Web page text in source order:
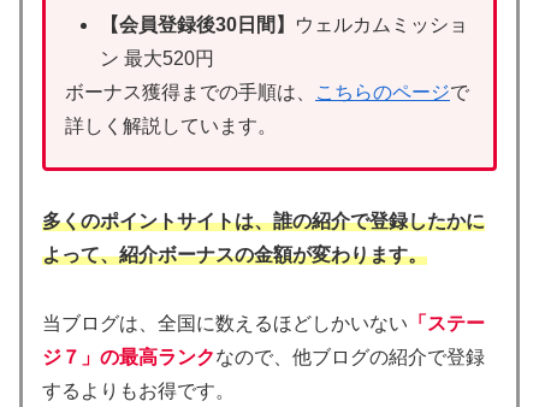
【会員登録後30日間】
ウェルカムミッショ
ン 最大520円
ボーナス獲得までの手順は、
こちらのページで
詳しく解説しています。
多くのポイントサイトは、誰の紹介で登録したかに
よって、紹介ボーナスの金額が変わります。
当ブログは、全国に数えるほどしかいない 「ステー
ジ７」の最高ランクなので、他ブログの紹介で登録
するよりもお得です。